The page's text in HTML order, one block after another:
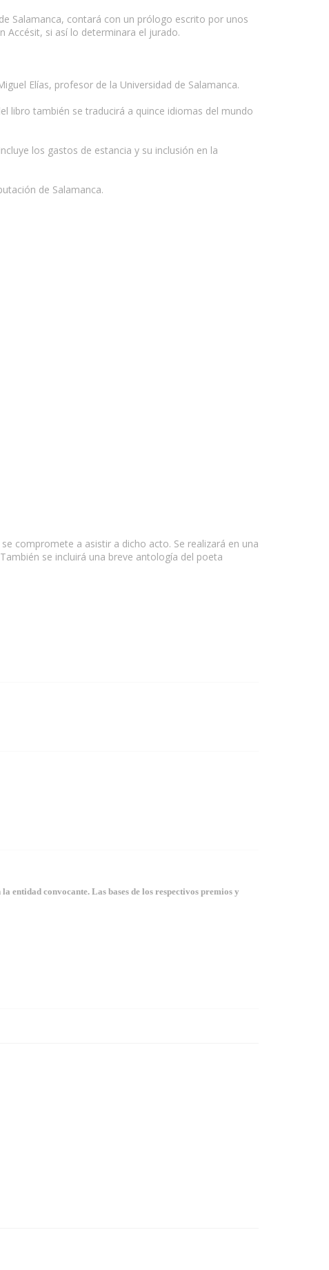
Salamanca, contará con un prólogo escrito por unos
Accésit, si así lo determinara el jurado.
Elías, profesor de la Universidad de Salamanca.
libro también se traducirá a quince idiomas del mundo
los gastos de estancia y su inclusión en la
de Salamanca.
compromete a asistir a dicho acto. Se realizará en una
se incluirá una breve antología del poeta
entidad convocante. Las bases de los respectivos premios y